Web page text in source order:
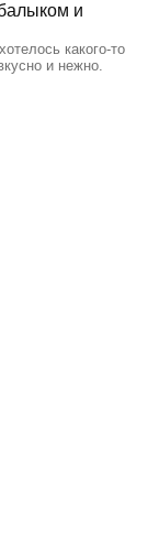
и
какого-то
и нежно.